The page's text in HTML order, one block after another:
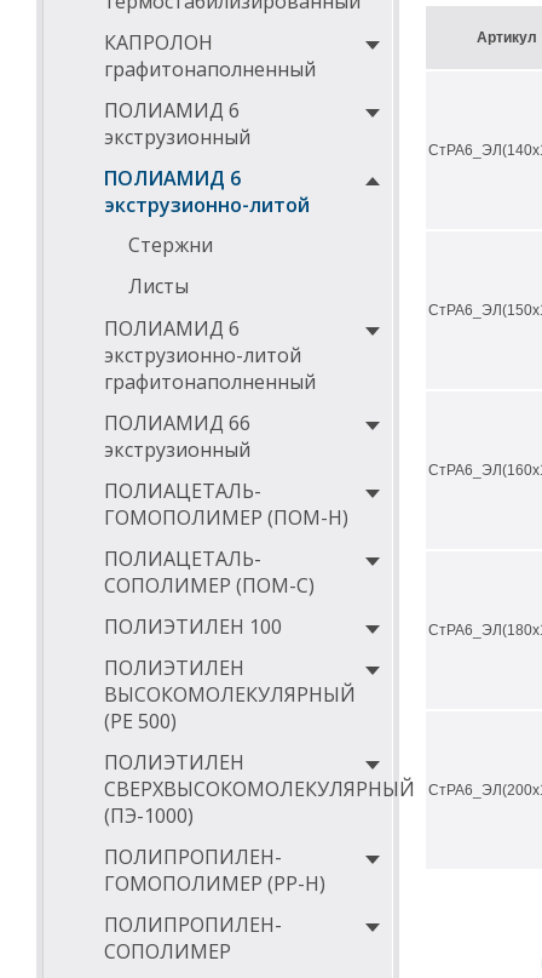
КАПРОЛОН
графитонаполненный
ПОЛИАМИД 6
экструзионный
ПОЛИАМИД 6
экструзионно-литой
Стержни
Листы
ПОЛИАМИД 6
экструзионно-литой
графитонаполненный
ПОЛИАМИД 66
экструзионный
ПОЛИАЦЕТАЛЬ-
ГОМОПОЛИМЕР (ПОМ-Н)
ПОЛИАЦЕТАЛЬ-
СОПОЛИМЕР (ПОМ-С)
ПОЛИЭТИЛЕН 100
ПОЛИЭТИЛЕН
ВЫСОКОМОЛЕКУЛЯРНЫЙ
(РЕ 500)
ПОЛИЭТИЛЕН
СВЕРХВЫСОКОМОЛЕКУЛЯРНЫЙ
(ПЭ-1000)
ПОЛИПРОПИЛЕН-
ГОМОПОЛИМЕР (PP-Н)
ПОЛИПРОПИЛЕН-
СОПОЛИМЕР
Артикул